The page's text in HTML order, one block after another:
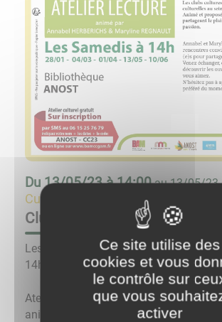
Du13/05/23 à 14:00 au13/05/23
Culture & Loisirs
Club Culture : Atelier Lecture
Les samedis 28/01, 04/03, 01/04, 13/
14h, à la bibliothèque d'Anost :
Atelier Lecture
animé par Annabel Herberichs &
Ce site utilise des
cookies et vous
le contrôle sur
que vous
activer